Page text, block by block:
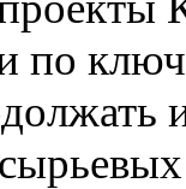
по